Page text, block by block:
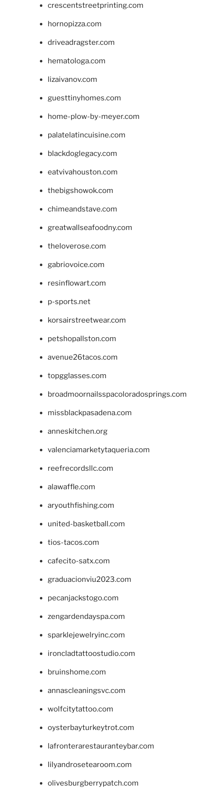
crescentstreetprinting.com
hornopizza.com
driveadragster.com
hematologa.com
lizaivanov.com
guesttinyhomes.com
home-plow-by-meyer.com
palatelatincuisine.com
blackdoglegacy.com
eatvivahouston.com
thebigshowok.com
chimeandstave.com
greatwallseafoodny.com
theloverose.com
gabriovoice.com
resinflowart.com
p-sports.net
korsairstreetwear.com
petshopallston.com
avenue26tacos.com
topgglasses.com
broadmoornailsspacoloradosprings.com
missblackpasadena.com
anneskitchen.org
valenciamarketytaqueria.com
reefrecordsllc.com
alawaffle.com
aryouthfishing.com
united-basketball.com
tios-tacos.com
cafecito-satx.com
graduacionviu2023.com
pecanjackstogo.com
zengardendayspa.com
sparklejewelryinc.com
ironcladtattoostudio.com
bruinshome.com
annascleaningsvc.com
wolfcitytattoo.com
oysterbayturkeytrot.com
lafronterarestauranteybar.com
lilyandrosetearoom.com
olivesburgberrypatch.com